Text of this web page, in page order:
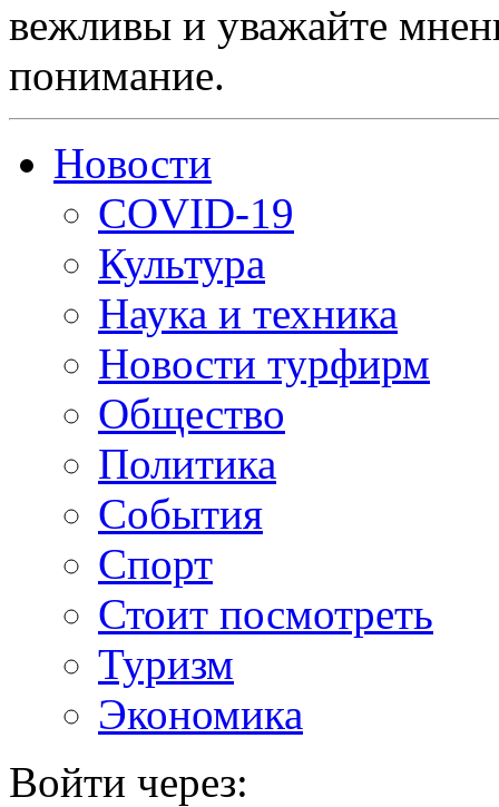
вежливы и уважайте
понимание.
Новости
COVID-19
Культура
Наука и техника
Новости турфирм
Общество
Политика
События
Спорт
Стоит посмотреть
Туризм
Экономика
Войти через: